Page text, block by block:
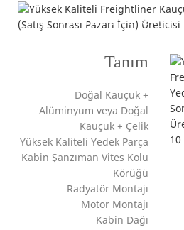
---Ağır hizmet tipi
Tanım
Doğal Kauçuk +
Alüminyum veya Doğal
Kauçuk + Çelik
Yüksek Kaliteli Yedek Parça
Kabin Şanzıman Vites Kolu
Körüğü
Radyatör Montajı
Motor Montajı
Kabin Dağı